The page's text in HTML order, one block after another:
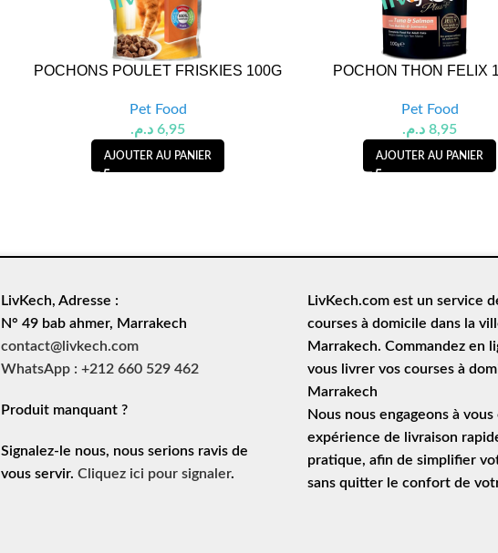
POCHONS POULET FRISKIES 100G
Pet Food
6,95 د.م.
AJOUTER AU PANIER
POCHON THON FELIX
Pet Food
8,95 د.م.
AJOUTER AU PANIER
LivKech, Adresse :
N° 49 bab ahmer, Marrakech
contact@livkech.com
WhatsApp : +212 660 529 462
Produit manquant ?
Signalez-le nous, nous serions ravis de
vous servir. Cliquez ici pour signaler.
LivKech.com est un service
courses à domicile dans la
Marrakech. Commandez en
vous livrer vos courses à
Marrakech
Nous nous engageons à
expérience de
livraison
pratique, afin de simplifier
sans quitter le confort de